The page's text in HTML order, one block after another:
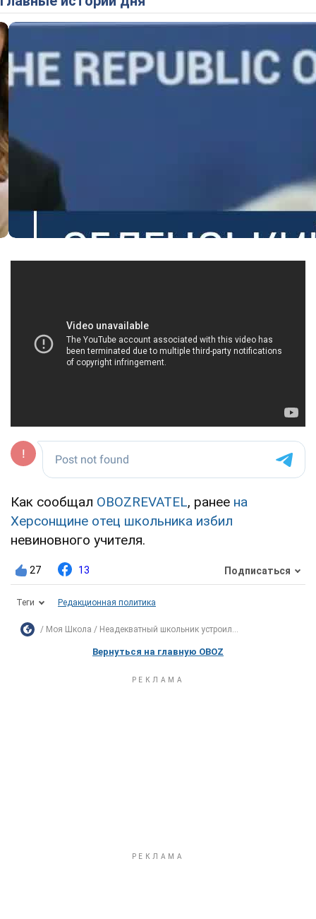
Как сообщал OBOZREVATEL, ранее на
Херсонщине отец школьника избил
невиновного учителя.
27 13 Подписаться
Теги Редакционная политика
Моя Школа Неадекватный школьник устроил...
Вернуться на главную OBOZ